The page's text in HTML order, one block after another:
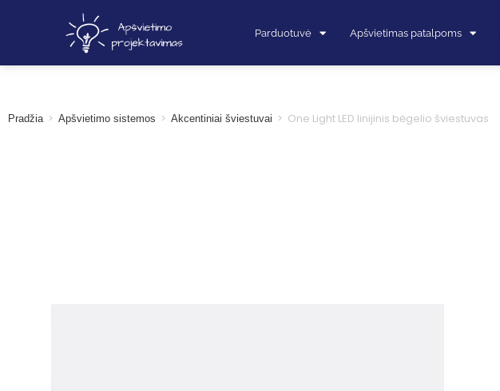
Parduotuvė Apšvietimas patalpoms
Pradžia > Apšvietimo sistemos > Akcentiniai šviestuvai > One Light LED linijinis bėgelio šviestuvas